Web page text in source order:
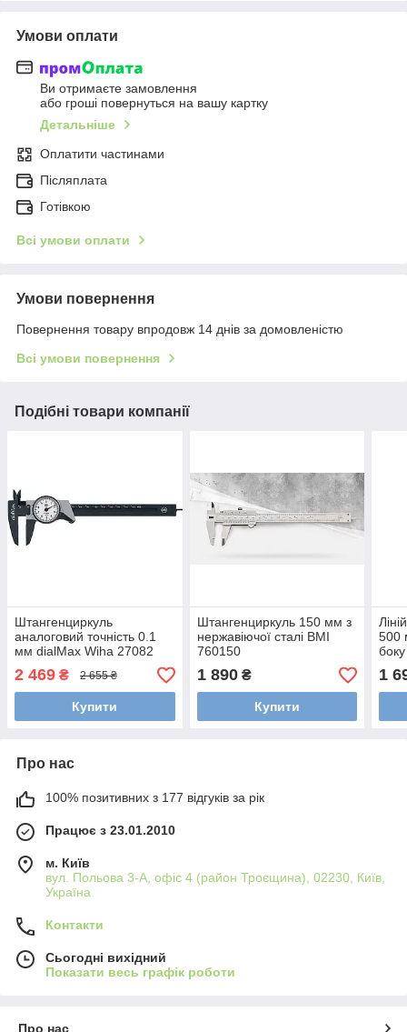
Умови оплати
Ви отримаєте замовлення
або гроші повернуться на вашу картку
Детальніше
Оплатити частинами
Післяплата
Готівкою
Всі умови оплати
Умови повернення
Повернення товару впродовж 14 днів за домовленістю
Всі умови повернення
Подібні товари компанії
Штангенциркуль
аналоговий точність 0.1
мм dialMax Wiha 27082
2 469 ₴ 2 655 ₴
Купити
Штангенциркуль 150 мм з
нержавіючої сталі BMI
760150
1 890₴
Купити
500
1
Про нас
100% позитивних з 177 відгуків за рік
Працює з 23.01.2010
м. Київ
вул. Польова 3-А, офіс 4 (район Троєщина), 02230, Київ,
Україна
Контакти
Сьогодні вихідний
Показати весь графік роботи
Про нас